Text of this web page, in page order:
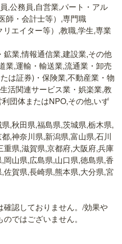
,公務員,自営業,パート・アル
師・会計士等）,専門職
リエイター等）,教職,学生,専業
業,情報通信業,建設業,その他
業,運輸・輸送業,流通業・卸売
は証券)・保険業,不動産業・物
活関連サービス業・娯楽業,教
団体またはNPO,その他,いず
,秋田県,福島県,茨城県,栃木県,
,神奈川県,新潟県,富山県,石川
重県,滋賀県,京都府,大阪府,兵庫
山県,広島県,山口県,徳島県,香
佐賀県,長崎県,熊本県,大分県,宮
認しておりません。/効果や
ではございません。